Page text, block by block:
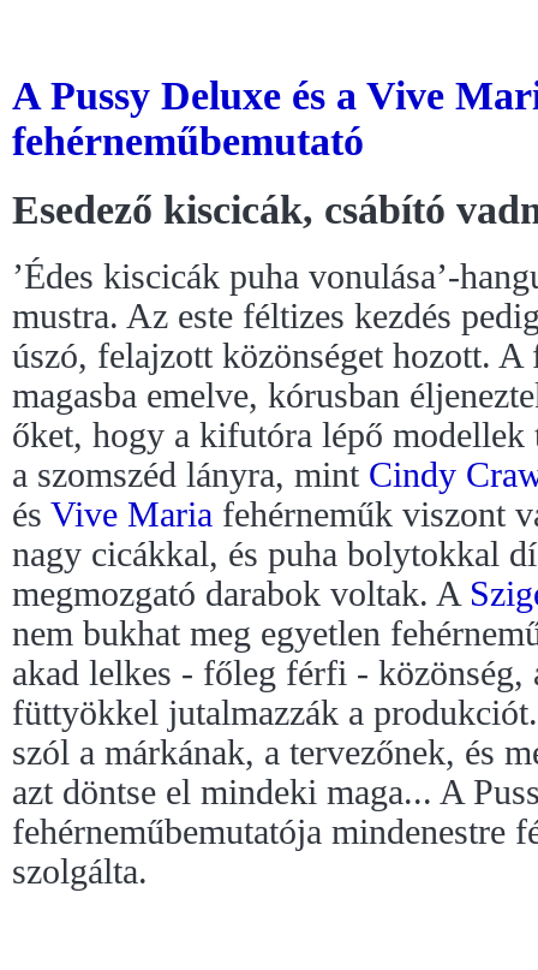
A Pussy Deluxe és a Vive
fehérneműbemutató
Esedező kiscicák, csábító
’Édes kiscicák puha vonulása’-
mustra. Az este féltizes kezdés
úszó, felajzott közönséget hozott.
magasba emelve, kórusban
őket, hogy a kifutóra lépő modellek
a szomszéd lányra, mint Cindy
és Vive Maria fehérneműk viszont
nagy cicákkal, és puha bolytokkal
megmozgató darabok voltak. A
nem bukhat meg egyetlen
akad lelkes - főleg férfi - közönség,
füttyökkel jutalmazzák a
szól a márkának, a tervezőnek, és
azt döntse el mindeki maga... A
fehérneműbemutatója mindenestre
szolgálta.